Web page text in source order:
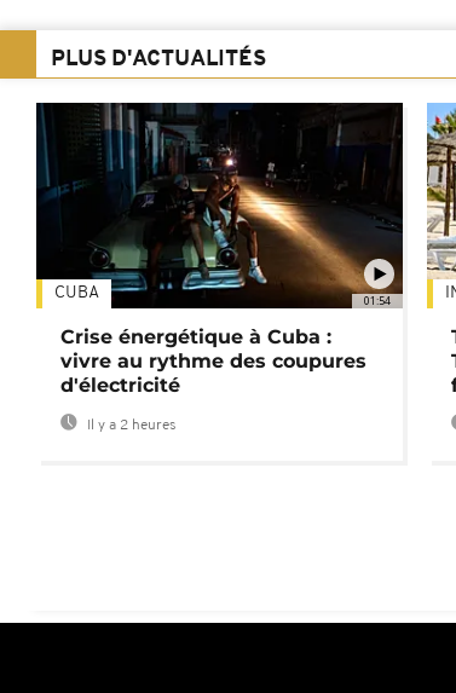
PLUS D'ACTUALITÉS
01:54
CUBA
Crise énergétique à Cuba :
vivre au rythme des coupures
d'électricité
Il y a 2 heures